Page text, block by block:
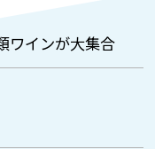
ワインが大集合